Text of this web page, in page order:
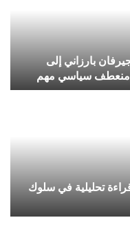
بارزاني إلى
منعطف سياسي مهم
تحليلية في سلوك